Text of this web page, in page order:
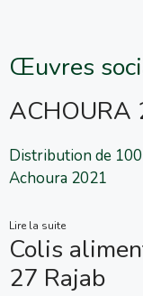
Œuvres
ACHOURA
Distribution de 100
Achoura 2021
Lire la suite
Colis
27 Rajab